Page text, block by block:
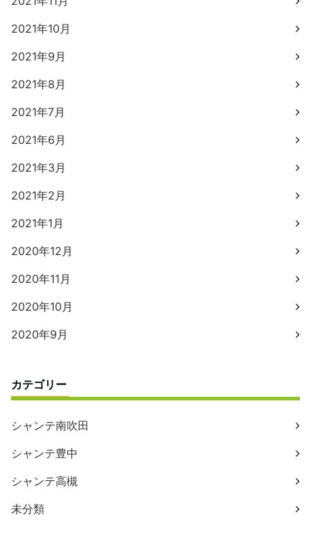
2021年10月
2021年9月
2021年8月
2021年7月
2021年6月
2021年3月
2021年2月
2021年1月
2020年12月
2020年11月
2020年10月
2020年9月
カテゴリー
シャンテ南吹田
シャンテ豊中
シャンテ高槻
未分類